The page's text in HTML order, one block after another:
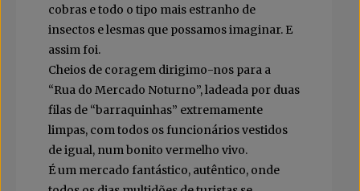
cobras e todo o tipo mais estranho de
insectos e lesmas que possamos imaginar. E
assim foi.
Cheios de coragem dirigimo-nos para a
“Rua do Mercado Noturno”, ladeada por duas
filas de “barraquinhas” extremamente
limpas, com todos os funcionários vestidos
de igual, num bonito vermelho vivo.
É um mercado fantástico, autêntico, onde